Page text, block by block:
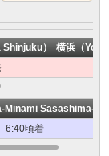
）
横浜（
Minami Sasashima-
6:40頃着